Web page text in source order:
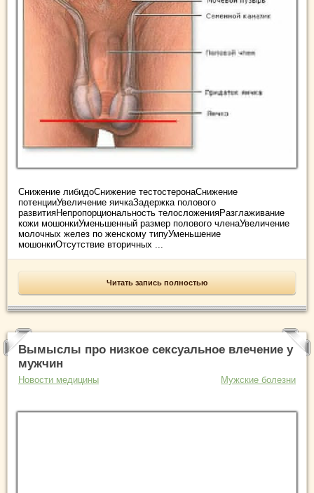
Снижение либидоСнижение тестостеронаСнижение
потенцииУвеличение яичкаЗадержка полового
развитияНепропорциональность телосложенияРазглаживание
кожи мошонкиУменьшенный размер полового членаУвеличение
молочных желез по женскому типуУменьшение
мошонкиОтсутствие вторичных ...
Читать запись полностью
Вымыслы про низкое сексуальное влечение у
мужчин
Новости медицины Мужские болезни